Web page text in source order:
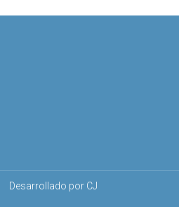
Desarrollado por CJ